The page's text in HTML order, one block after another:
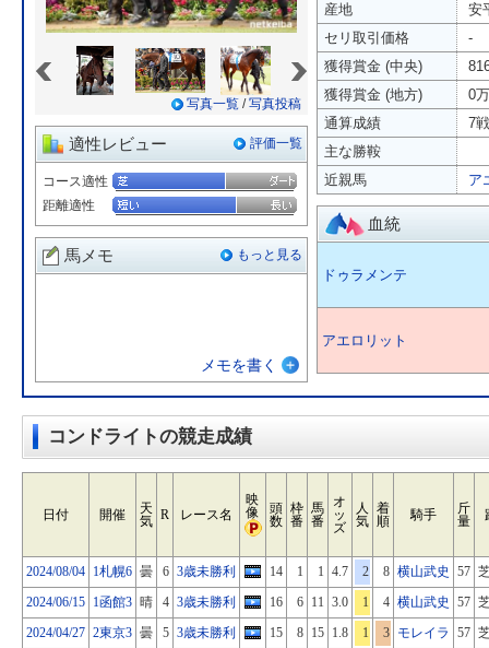
写真一覧 /写真投稿
適性レビュー 評価一覧
コース適性
距離適性
馬メモ もっと見る
メモを書く
産地
安
セリ取引価格
-
獲得賞金 (中央)
獲得賞金 (地方)
0
通算成績
7
主な勝鞍
近親馬
ア
血統
ドゥラメンテ
アエロリット
コンドライトの競走成績
日付 開催
天
気 R レース名
映
像
頭
数
枠
番
馬
番
オ
ッ
ズ
人
気
着
順
騎手
斤
量
2024/08/04 1札幌6 曇 6 3歳未勝利 14 1 1 4.7 2 8 横山武史 57
2024/06/15 1函館3 晴 4 3歳未勝利 16 6 11 3.0 1 4 横山武史 57
2024/04/27 2東京3 曇 5 3歳未勝利 15 8 15 1.8 1 3 モレイラ 57